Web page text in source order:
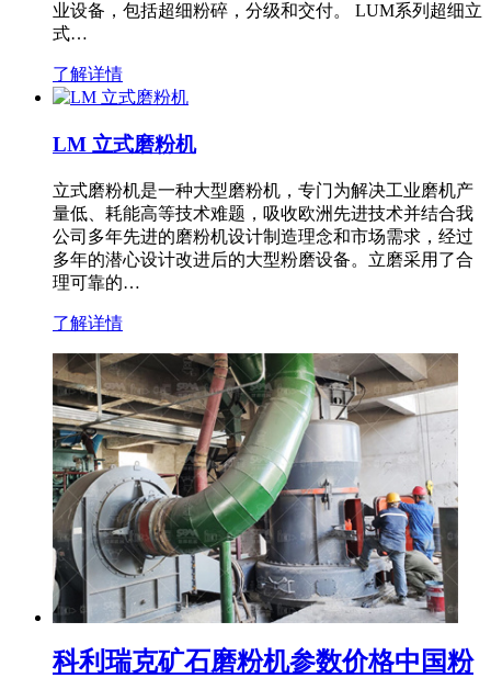
业设备，包括超细粉碎，分级和交付。 LUM系列超细立
式…
了解详情
LM 立式磨粉机
立式磨粉机是一种大型磨粉机，专门为解决工业磨机产
量低、耗能高等技术难题，吸收欧洲先进技术并结合我
公司多年先进的磨粉机设计制造理念和市场需求，经过
多年的潜心设计改进后的大型粉磨设备。立磨采用了合
理可靠的…
了解详情
科利瑞克矿石磨粉机参数价格中国粉